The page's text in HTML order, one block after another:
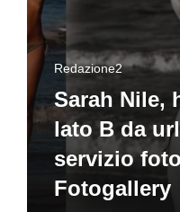
Redazione2
Sarah Nile,
lato B da
servizio
Fotogallery